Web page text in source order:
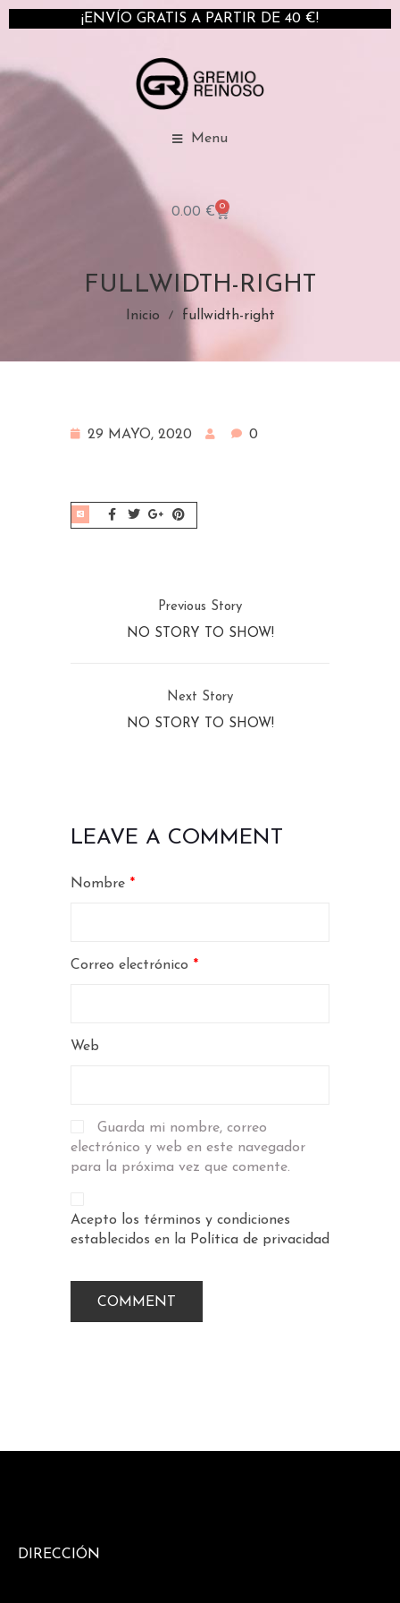
0.00 € 0
Menu
¡ENVÍO GRATIS A PARTIR DE 40 €!
FULLWIDTH-RIGHT
Inicio fullwidth-right
29 MAYO, 2020 0
Previous Story
NO STORY TO SHOW!
Next Story
NO STORY TO SHOW!
LEAVE A COMMENT
Nombre *
Correo electrónico *
Web
Guarda mi nombre, correo
electrónico y web en este navegador
para la próxima vez que comente.
Acepto los términos y condiciones
establecidos en la Política de privacidad
DIRECCIÓN